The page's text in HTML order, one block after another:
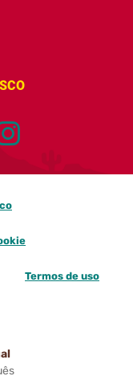
Termos de uso